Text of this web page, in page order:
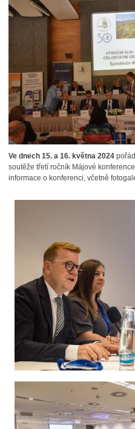
Ve dnech 15. a 16. května 2024
soutěže třetí ročník Májové
informace o konferenci, včetně